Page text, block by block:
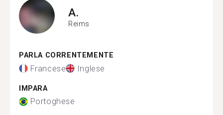
A.
Reims
PARLA CORRENTEMENTE
Francese Inglese
IMPARA
Portoghese